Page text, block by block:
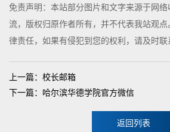
免责声明：本站部分图片和文字来源于网
流，版权归原作者所有，并不代表我站观
律责任，如果有侵犯到您的权利，请及时联
上一篇：校长邮箱
下一篇：哈尔滨华德学院官方微信
返回列表